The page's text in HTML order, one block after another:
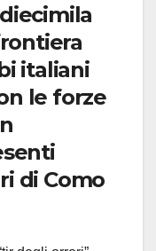
italiani
le forze
di Como